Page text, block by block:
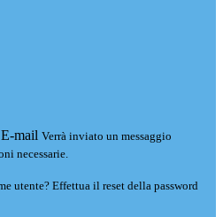
E-mail Verrà inviato un messaggio
necessarie.
utente? Effettua il reset della password